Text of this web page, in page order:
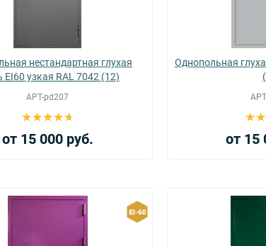
нестандартная глухая
EI60 узкая RAL 7042 (12)
АРТ-pd207
от 15 000 руб.
Однопольная
от 15